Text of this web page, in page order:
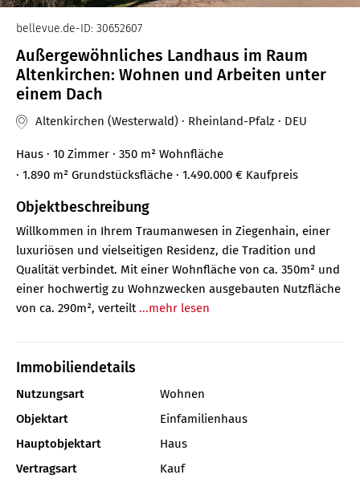
bellevue.de-ID: 30652607
Außergewöhnliches Landhaus im Raum
Altenkirchen: Wohnen und Arbeiten unter
einem Dach
Altenkirchen (Westerwald) · Rheinland-Pfalz · DEU
Haus · 10 Zimmer · 350 m² Wohnfläche
· 1.890 m² Grundstücksfläche · 1.490.000 € Kaufpreis
Objektbeschreibung
Willkommen in Ihrem Traumanwesen in Ziegenhain, einer
luxuriösen und vielseitigen Residenz, die Tradition und
Qualität verbindet. Mit einer Wohnfläche von ca. 350m² und
einer hochwertig zu Wohnzwecken ausgebauten Nutzfläche
von ca. 290m², verteilt...mehr lesen
Immobiliendetails
Nutzungsart
Wohnen
Objektart
Einfamilienhaus
Hauptobjektart
Haus
Vertragsart
Kauf